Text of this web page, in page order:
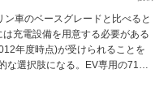
車のベースグレードと比べると
充電設備を用意する必要がある
年度時点)が受けられることを
な選択肢になる。EV専用の71カ
い。